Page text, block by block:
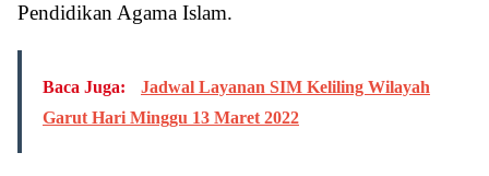
Pendidikan Agama Islam.
Baca Juga:
Jadwal Layanan SIM Keliling Wilayah
Garut Hari Minggu 13 Maret 2022